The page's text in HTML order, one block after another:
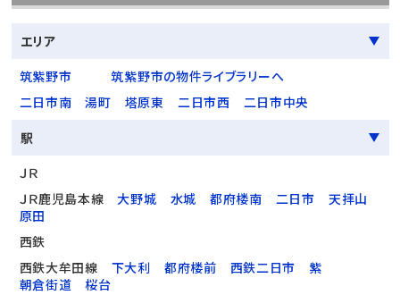
エリア
筑紫野市
筑紫野市の物件ライブラリーへ
二日市南
湯町 塔原東 二日市西
二日市中央
駅
ＪＲ
ＪＲ鹿児島本線
大野城 水城 都府楼南 二日市
天拝山
原田
西鉄
西鉄大牟田線
下大利 都府楼前 西鉄二日市
紫
朝倉街道
桜台